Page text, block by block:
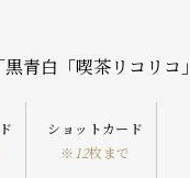
黒青白「喫茶リコリコ」
ショットカード
※ 12枚まで